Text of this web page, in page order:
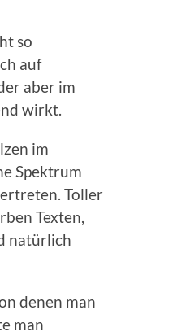
so
auf
aber im
wirkt.
im
Spektrum
Toller
Texten,
natürlich
denen man
man